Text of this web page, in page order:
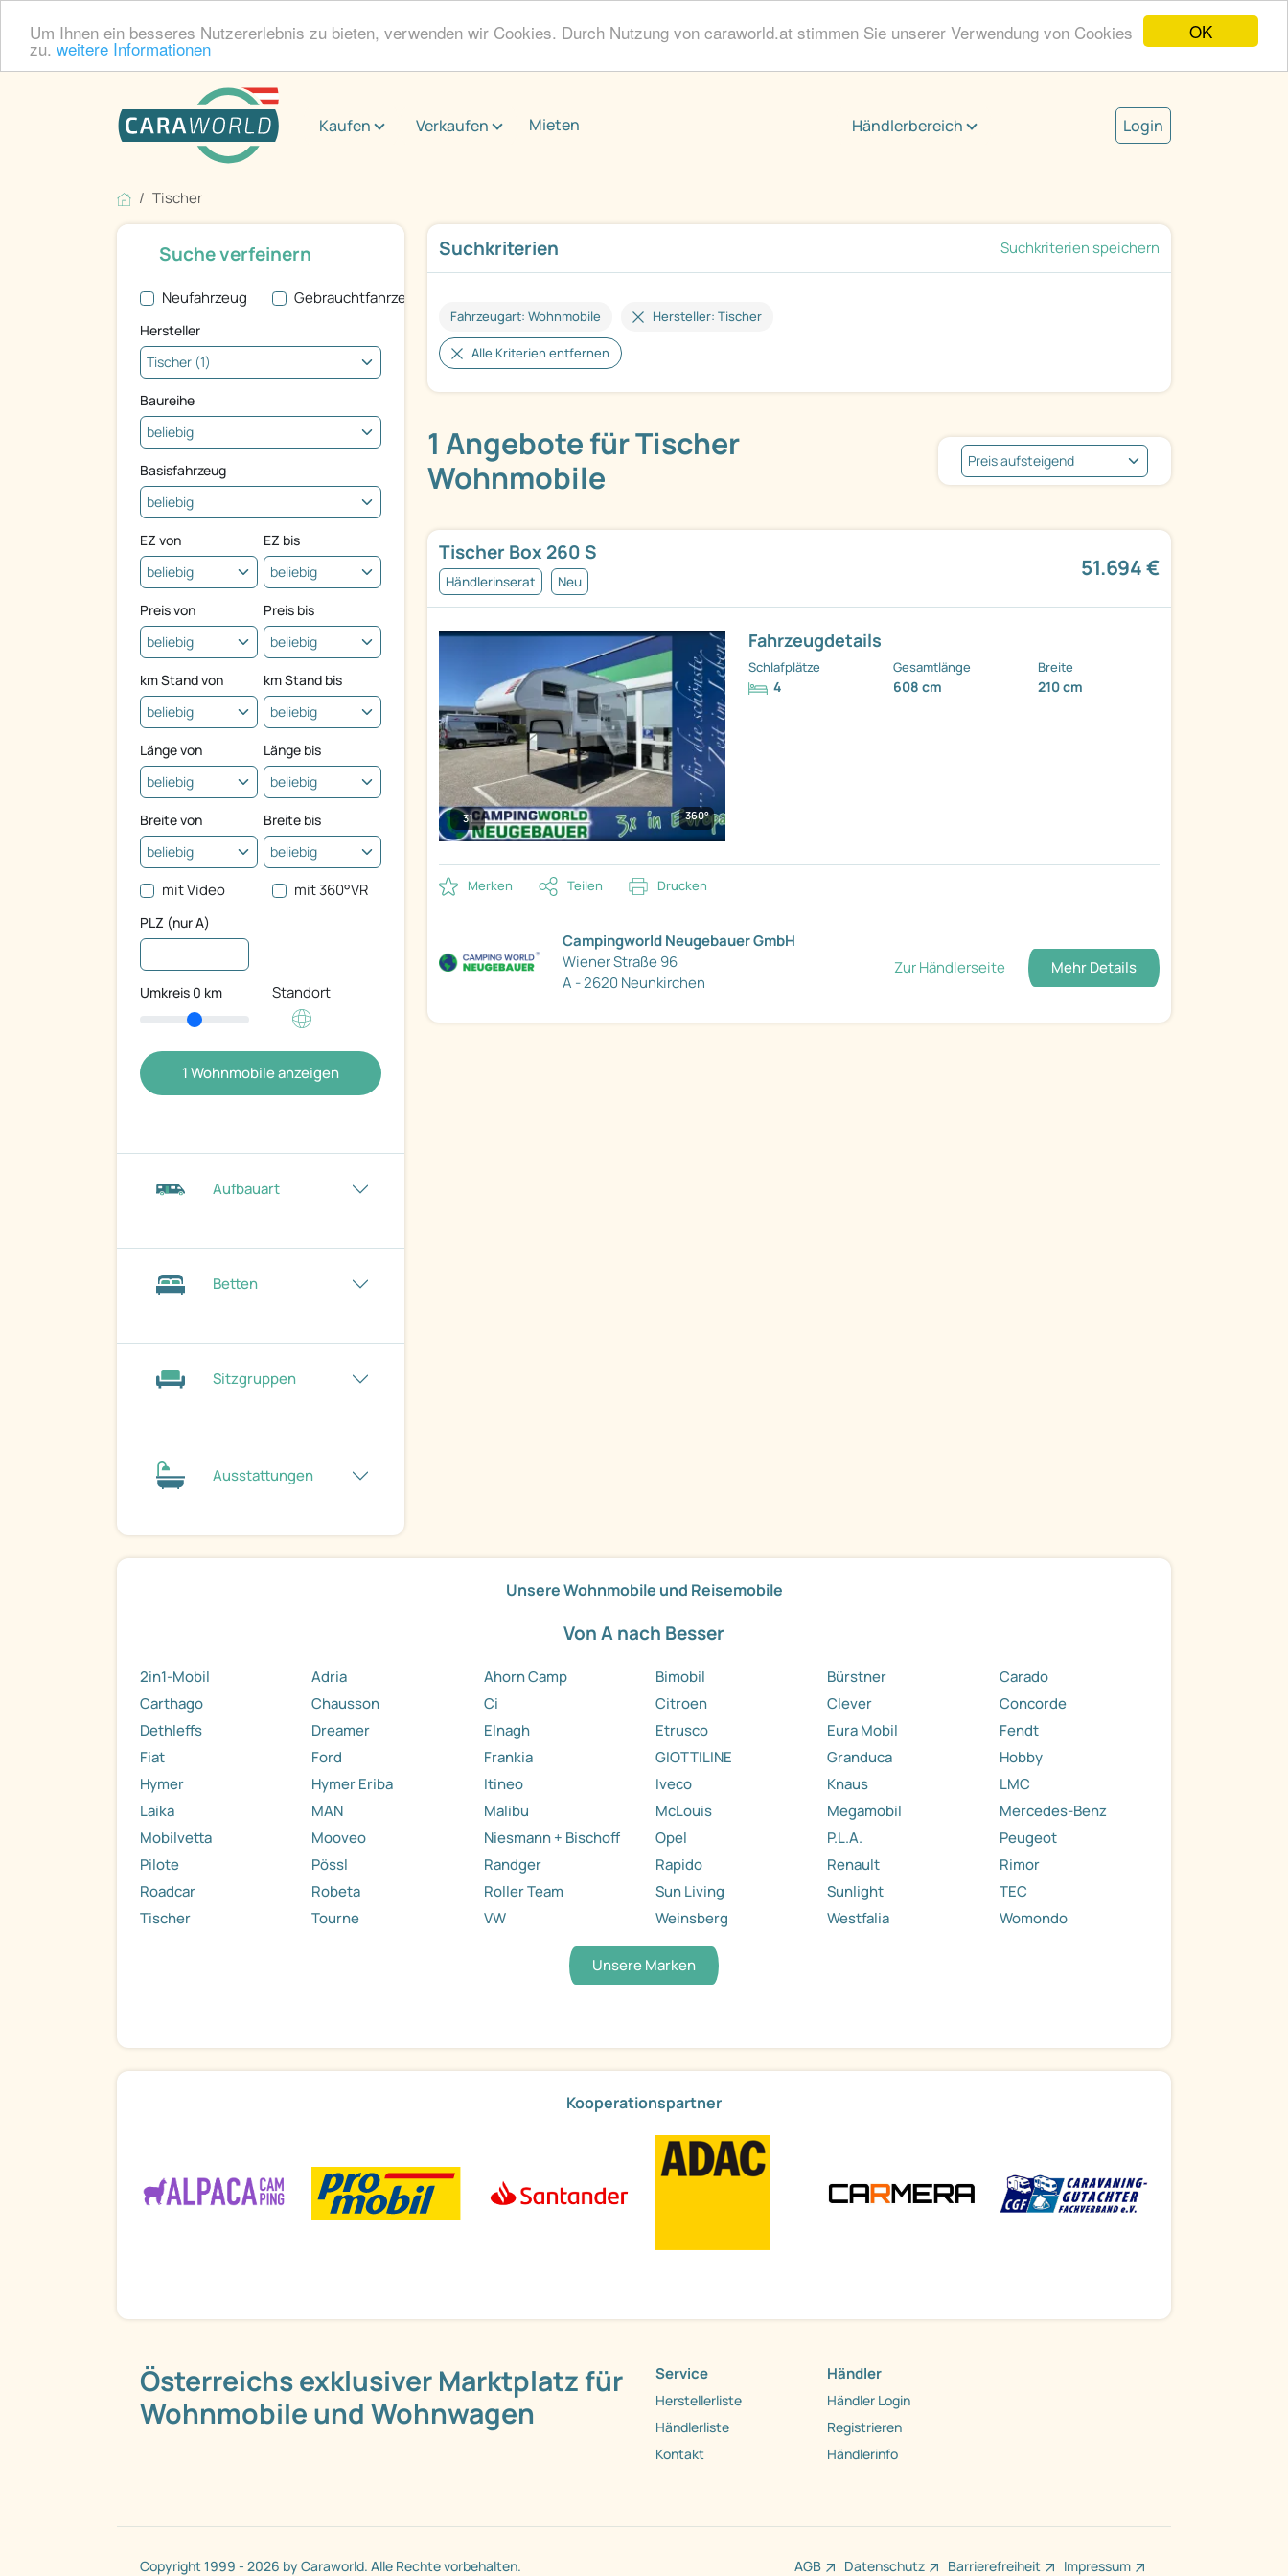
OK
Um Ihnen ein besseres Nutzererlebnis zu bieten, verwenden wir Cookies. Durch Nutzung von caraworld.at stimmen Sie unserer Verwendung von Cookies
zu. weitere Informationen
Kaufen Verkaufen Mieten Händlerbereich Login
Tischer
Suchkriterien Suchkriterien speichern
Fahrzeugart: Wohnmobile Hersteller: Tischer
Alle Kriterien entfernen
1 Angebote für Tischer
Wohnmobile
Tischer Box 260 S
Händlerinserat Neu
51.694 €
31 360°
Fahrzeugdetails
Schlafplätze
4
Gesamtlänge
608 cm
Breite
210 cm
Merken Teilen Drucken
Campingworld Neugebauer GmbH
Wiener Straße 96
A - 2620 Neunkirchen
Zur Händlerseite Mehr Details
Suche verfeinern
Neufahrzeug Gebrauchtfahrzeug
Hersteller
Baureihe
Basisfahrzeug
EZ von EZ bis
Preis von Preis bis
km Stand von km Stand bis
Länge von Länge bis
Breite von Breite bis
mit Video mit 360°VR
PLZ (nur A)
Umkreis 0 km Standort
1Wohnmobile anzeigen
Aufbauart
Betten
Sitzgruppen
Ausstattungen
Unsere Wohnmobile und Reisemobile
Von A nach Besser
2in1-Mobil Adria Ahorn Camp Bimobil Bürstner
Carado
Carthago
Chausson Ci Citroen Clever
Concorde
Dethleffs
Dreamer Elnagh Etrusco Eura Mobil
Fendt
Fiat
Ford Frankia GIOTTILINE Granduca
Hobby
Hymer
Hymer Eriba Itineo Iveco Knaus
LMC
Laika
MAN Malibu McLouis Megamobil
Mercedes-Benz
Mobilvetta
Mooveo Niesmann + Bischoff Opel P.L.A.
Peugeot
Pilote
Pössl Randger Rapido Renault
Rimor
Roadcar
Robeta Roller Team Sun Living Sunlight
TEC
Tischer
Tourne VW Weinsberg Westfalia Womondo
Unsere Marken
Kooperationspartner
Österreichs exklusiver Marktplatz für
Wohnmobile und Wohnwagen
Service
Herstellerliste
Händlerliste
Kontakt
Händler
Händler Login
Registrieren
Händlerinfo
Copyright 1999 - 2026 by Caraworld. Alle Rechte vorbehalten. AGB Datenschutz Barrierefreiheit Impressum